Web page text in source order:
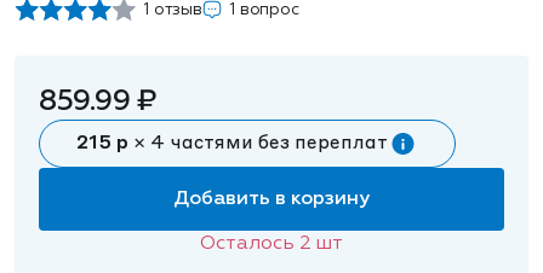
1 отзыв 1 вопрос
859.99 ₽
215 р × 4 частями без переплат
Добавить в корзину
Осталось 2 шт